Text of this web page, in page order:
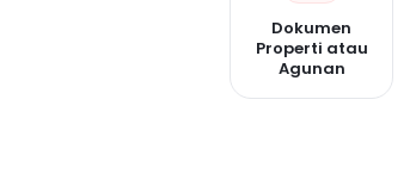
Dokumen
Properti atau
Agunan